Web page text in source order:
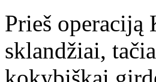
Prieš operaciją
sklandžiai,